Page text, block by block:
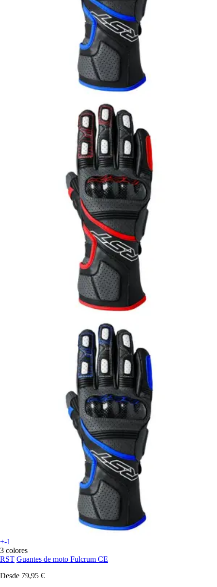
+-1
3 colores
RST Guantes de moto Fulcrum CE
Desde 79,95 €